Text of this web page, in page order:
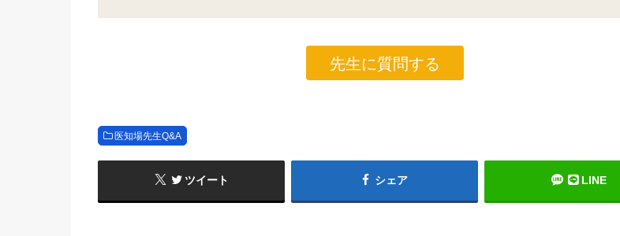
先生に質問する
医知場先生Q&A
ツイート シェア LINE